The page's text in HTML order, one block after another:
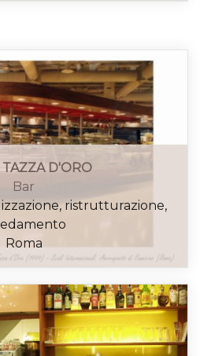
TAZZA D'ORO
Bar
ristrutturazione,
Roma